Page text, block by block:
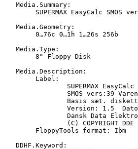
   Media.Summary:
   Media.Geometry:
   Media.Type:
   Media.Description:
   DDHF.Keyword: